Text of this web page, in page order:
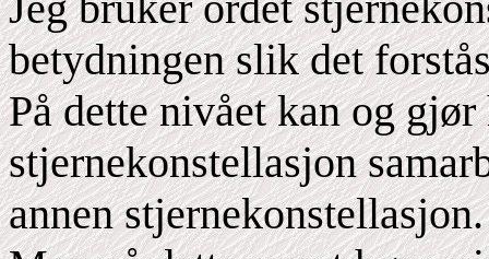
betydningen slik det
På dette nivået kan og
stjernekonstellasjon
annen stjernekonstellasjon.